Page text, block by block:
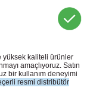
yüksek kaliteli ürünler
amaçlıyoruz. Satın
bir kullanım deneyimi
resmi distribütör